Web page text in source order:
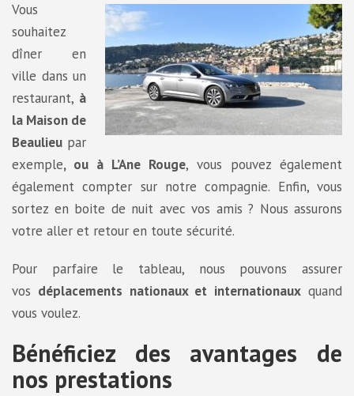
Vous
souhaitez
dîner en
ville dans un
restaurant, à
la Maison de
Beaulieu par
exemple, ou à L’Ane Rouge, vous pouvez également
également compter sur notre compagnie. Enfin, vous
sortez en boite de nuit avec vos amis ? Nous assurons
votre aller et retour en toute sécurité.
Pour parfaire le tableau, nous pouvons assurer
vos déplacements nationaux et internationauxquand
vous voulez.
Bénéficiez des avantages de
nos prestations